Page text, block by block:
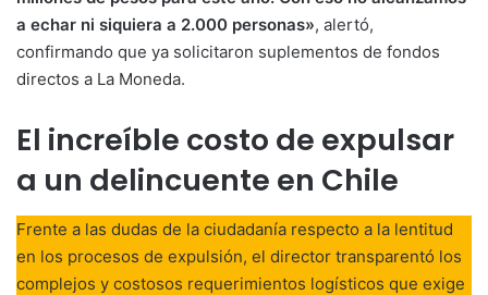
a echar ni siquiera a 2.000 personas», alertó,
confirmando que ya solicitaron suplementos de fondos
directos a La Moneda.
El increíble costo de expulsar
a un delincuente en Chile
Frente a las dudas de la ciudadanía respecto a la lentitud
en los procesos de expulsión, el director transparentó los
complejos y costosos requerimientos logísticos que exige